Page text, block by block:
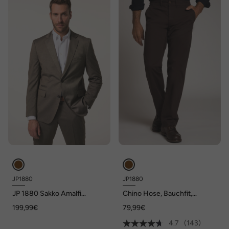
JP1880
JP 1880 Sakko Amalfi
Baukasten, bis Gr. 72
199,99€
JP1880
Chino Hose, Bauchfit,
79,99€
4.7
(143)